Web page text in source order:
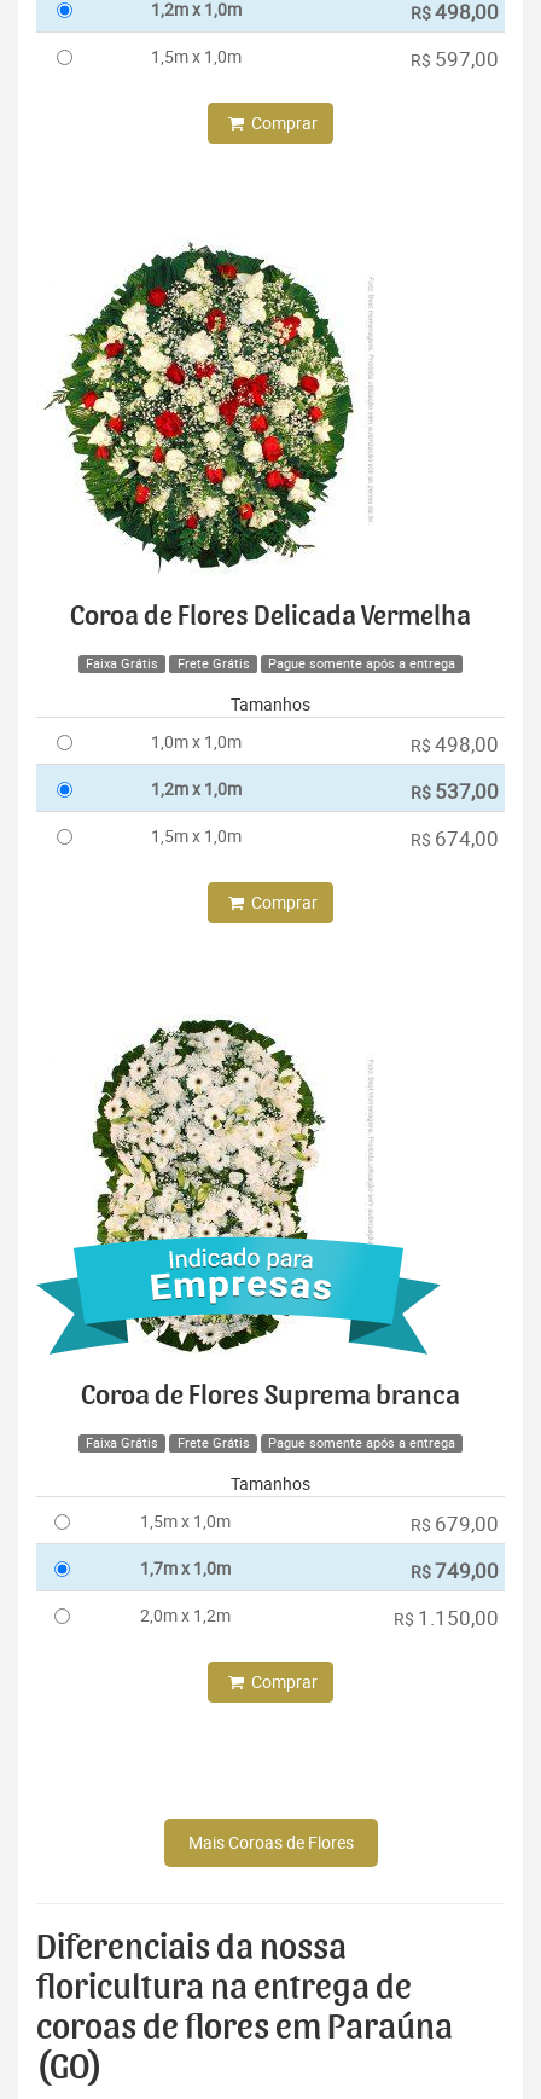
1,2m x 1,0m R$498,00
1,5m x 1,0m R$ 597,00
Comprar
Coroa de Flores Delicada Vermelha
Faixa Grátis Frete Grátis Pague somente após a entrega
Tamanhos
1,0m x 1,0m
R$ 498,00
1,2m x 1,0m R$ 537,00
1,5m x 1,0m R$ 674,00
Comprar
Coroa de Flores Suprema branca
Faixa Grátis Frete Grátis Pague somente após a entrega
Tamanhos
1,5m x 1,0m
R$ 679,00
1,7m x 1,0m R$749,00
2,0m x 1,2m R$ 1.150,00
Comprar
Mais Coroas de Flores
Diferenciais da nossa
floricultura na entrega de
coroas de flores em Paraúna
(GO)